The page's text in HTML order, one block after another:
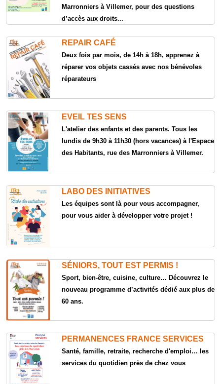
Marronniers à Villemer, pour des questions
d’accès aux droits...
REPAIR CAFÉ
Deux fois par mois, de 14h à 18h, apprenez à
réparer vos objets cassés avec nos bénévoles
réparateurs
EVEIL TES SENS
L'atelier des enfants et des parents. Tous les
lundis de 9h30 à 11h30 (hors vacances) à l'Espace
des Habitants, rue des Marronniers à Villemer.
LABO DES INITIATIVES
Les équipes sont là pour vous accompagner,
pour vous aider à développer votre projet !
SÉNIORS, TOUT EST PERMIS !
Sport, bien-être, cuisine, culture… Découvrez le
nouveau programme d’activités dédié aux plus de
60 ans.
PERMANENCES FRANCE SERVICES
Santé, famille, retraite, recherche d'emploi… les
services du quotidien près de chez vous